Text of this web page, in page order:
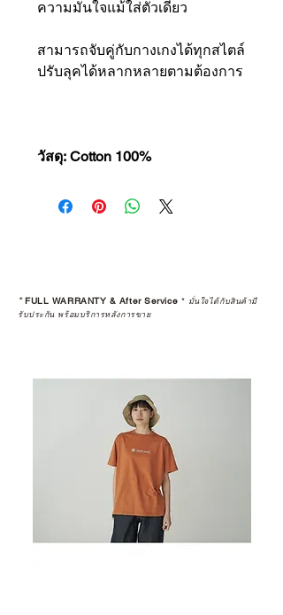
ความมั่นใจแม้ใส่ตัวเดียว
สามารถจับคู่กับกางเกงได้ทุกสไตล์
ปรับลุคได้หลากหลายตามต้องการ
วัสดุ: Cotton 100%
*FULL WARRANTY & After Service * มั่นใจได้กับสินค้ามี
รับประกัน พร้อมบริการหลังการขาย